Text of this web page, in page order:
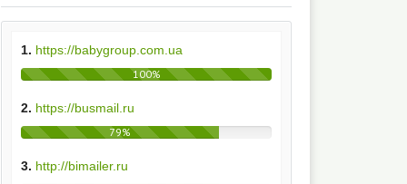
1. https://babygroup.com.ua
100%
2. https://busmail.ru
79%
3. http://bimailer.ru